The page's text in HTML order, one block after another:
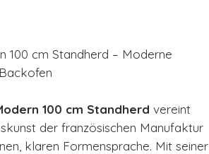
100 cm Standherd – Moderne
100 cm Standherd vereint
der französischen Manufaktur
klaren Formensprache. Mit seiner